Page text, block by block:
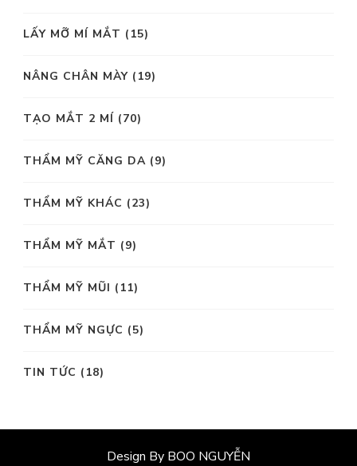
LẤY MỠ MÍ MẮT (15)
NÂNG CHÂN MÀY (19)
TẠO MẮT 2 MÍ (70)
THẨM MỸ CĂNG DA (9)
THẨM MỸ KHÁC (23)
THẨM MỸ MẮT (9)
THẨM MỸ MŨI (11)
THẨM MỸ NGỰC (5)
TIN TỨC (18)
Design By BOO NGUYỄN